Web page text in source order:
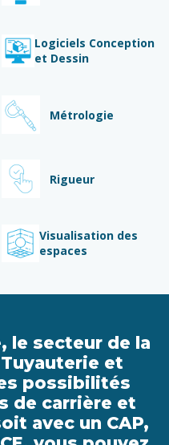
Logiciels Conception
et Dessin
Métrologie
Rigueur
Visualisation des
espaces
le secteur de la
et
possibilités
de carrière et
avec un CAP,